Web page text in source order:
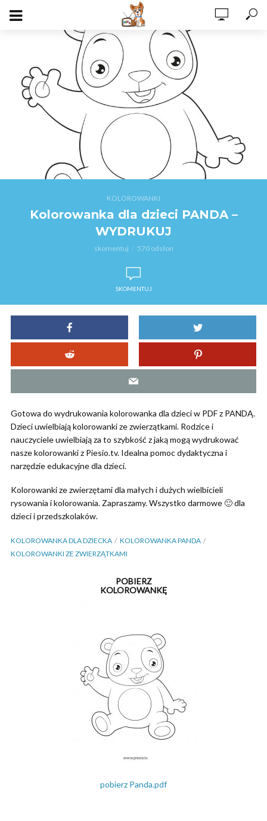
KOLOROWANKI
Kolorowanka dla dzieci PANDA –
WYDRUKUJ
skomentuj 570 odsłon
SKOMENTUJ
Gotowa do wydrukowania kolorowanka dla dzieci w PDF z PANDĄ.
Dzieci uwielbiają kolorowanki ze zwierzątkami. Rodzice i
nauczyciele uwielbiają za to szybkość z jaką mogą wydrukować
nasze kolorowanki z Piesio.tv. Idealna pomoc dydaktyczna i
narzędzie edukacyjne dla dzieci.
Kolorowanki ze zwierzętami dla małych i dużych wielbicieli
rysowania i kolorowania. Zapraszamy. Wszystko darmowe 🙂 dla
dzieci i przedszkolaków.
KOLOROWANKA DLA DZIECKA
KOLOROWANKA PANDA
KOLOROWANKI ZE ZWIERZĄTKAMI
POBIERZ
KOLOROWANKĘ
pobierz Panda.pdf